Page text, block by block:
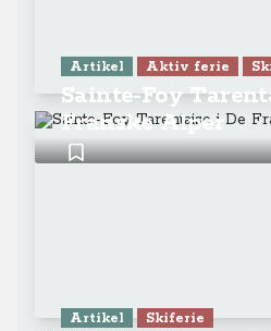
Artikel Aktiv ferie
Sainte-Foy
Franske Alper
Artikel Skiferie